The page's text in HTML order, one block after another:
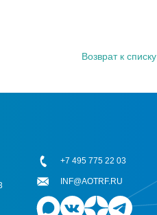
Возврат к списку
+7 495 775 22 03
INF@AOTRF.RU